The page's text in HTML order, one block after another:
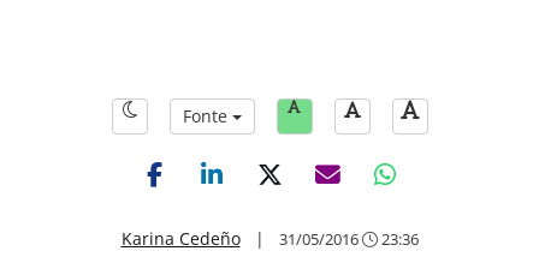
Fonte
Karina Cedeño| 31/05/2016 23:36